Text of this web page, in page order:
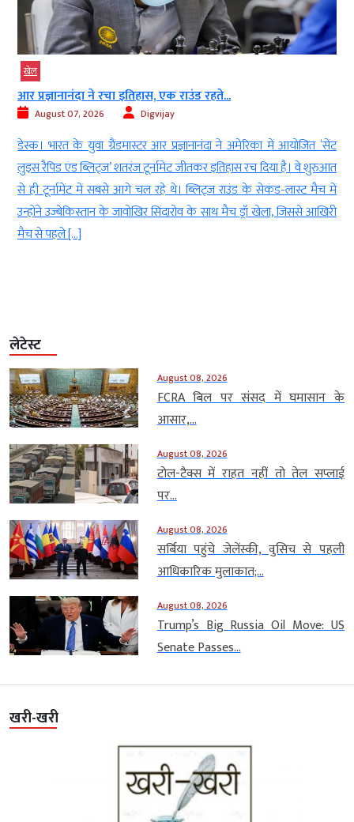
खेल
आर प्रज्ञानानंदा ने रचा इतिहास, एक राउंड रहते...
August 07, 2026 Digvijay
डेस्क। भारत के युवा ग्रैंडमास्टर आर प्रज्ञानानंदा ने अमेरिका में आयोजित ‘सेंट
लुइस रैपिड एंड ब्लिट्ज’ शतरंज टूर्नामेंट जीतकर इतिहास रच दिया है। वे शुरुआत
से ही टूर्नामेंट में सबसे आगे चल रहे थे। ब्लिट्ज राउंड के सेकंड-लास्ट मैच में
उन्होंने उज्बेकिस्तान के जावोखिर सिंदारोव के साथ मैच ड्रॉ खेला, जिससे आखिरी
मैच से पहले […]
लेटेस्ट
August 08, 2026
FCRA बिल पर संसद में घमासान के
आसार,...
August 08, 2026
टोल-टैक्स में राहत नहीं तो तेल सप्लाई
पर...
August 08, 2026
सर्बिया पहुंचे जेलेंस्की, वुसिच से पहली
आधिकारिक मुलाकात;...
August 08, 2026
Trump’s Big Russia Oil Move: US
Senate Passes...
खरी-खरी